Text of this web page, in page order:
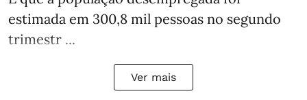
estimada em 300,8 mil pessoas no segundo
trimestr ...
Ver mais